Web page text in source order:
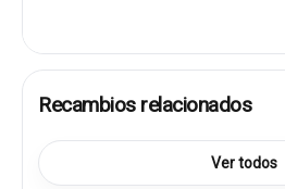
Recambios relacionados
Ver todos